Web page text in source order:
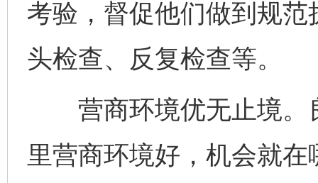
考验，督促他们做到规
头检查、反复检查等。
营商环境优无止境。
里营商环境好，机会就
千年窑火 生生不息